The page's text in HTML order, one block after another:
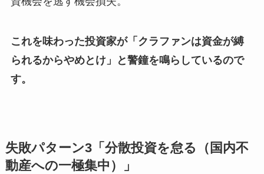
これを味わった投資家が「クラファンは資金が縛
られるからやめとけ」と警鐘を鳴らしているので
す。
失敗パターン3「分散投資を怠る（国内不
動産への一極集中）」